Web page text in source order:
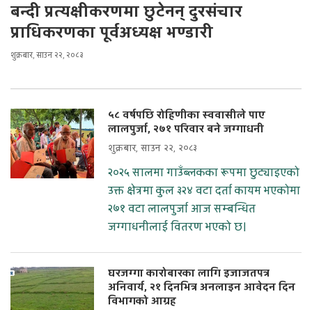
बन्दी प्रत्यक्षीकरणमा छुटेनन् दुरसंचार
प्राधिकरणका पूर्वअध्यक्ष भण्डारी
शुक्रबार, साउन २२, २०८३
५८ वर्षपछि रोहिणीका स्ववासीले पाए
लालपुर्जा, २७१ परिवार बने जग्गाधनी
शुक्रबार, साउन २२, २०८३
२०२५ सालमा गाउँब्लकका रूपमा छुट्याइएको
उक्त क्षेत्रमा कुल ३२४ वटा दर्ता कायम भएकोमा
२७१ वटा लालपुर्जा आज सम्बन्धित
जग्गाधनीलाई वितरण भएको छ।
घरजग्गा कारोबारका लागि इजाजतपत्र
अनिवार्य, २१ दिनभित्र अनलाइन आवेदन दिन
विभागको आग्रह